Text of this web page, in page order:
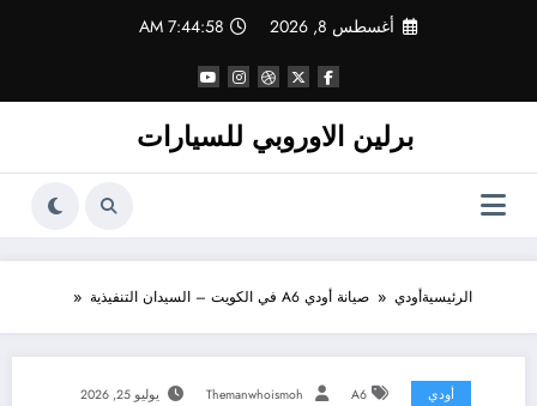
أغسطس 8, 2026 7:44:58 AM
برلين الاوروبي للسيارات
الرئيسيةأودي صيانة أودي A6 في الكويت – السيدان التنفيذية
أودي A6
Themanwhoismoh يوليو 25, 2026